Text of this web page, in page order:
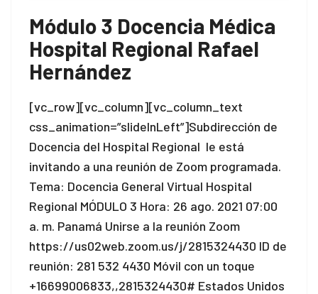
Módulo 3 Docencia Médica
Hospital Regional Rafael
Hernández
[vc_row][vc_column][vc_column_text
css_animation=”slideInLeft”]Subdirección de
Docencia del Hospital Regional le está
invitando a una reunión de Zoom programada.
Tema: Docencia General Virtual Hospital
Regional MÓDULO 3 Hora: 26 ago. 2021 07:00
a. m. Panamá Unirse a la reunión Zoom
https://us02web.zoom.us/j/2815324430 ID de
reunión: 281 532 4430 Móvil con un toque
+16699006833,,2815324430# Estados Unidos